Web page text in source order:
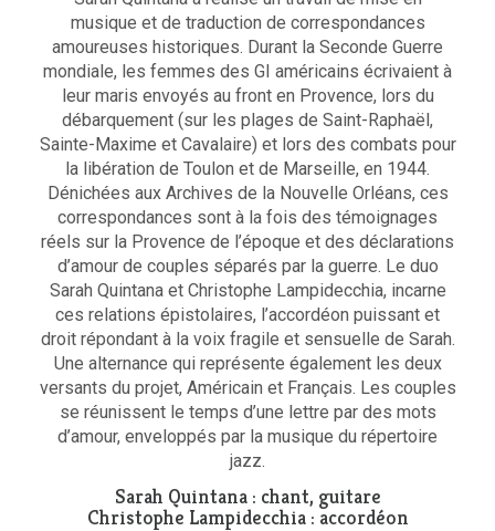
musique et de traduction de correspondances
amoureuses historiques. Durant la Seconde Guerre
mondiale, les femmes des GI américains écrivaient à
leur maris envoyés au front en Provence, lors du
débarquement (sur les plages de Saint-Raphaël,
Sainte-Maxime et Cavalaire) et lors des combats pour
la libération de Toulon et de Marseille, en 1944.
Dénichées aux Archives de la Nouvelle Orléans, ces
correspondances sont à la fois des témoignages
réels sur la Provence de l’époque et des déclarations
d’amour de couples séparés par la guerre. Le duo
Sarah Quintana et Christophe Lampidecchia, incarne
ces relations épistolaires, l’accordéon puissant et
droit répondant à la voix fragile et sensuelle de Sarah.
Une alternance qui représente également les deux
versants du projet, Américain et Français. Les couples
se réunissent le temps d’une lettre par des mots
d’amour, enveloppés par la musique du répertoire
jazz.
Sarah Quintana : chant, guitare
Christophe Lampidecchia : accordéon